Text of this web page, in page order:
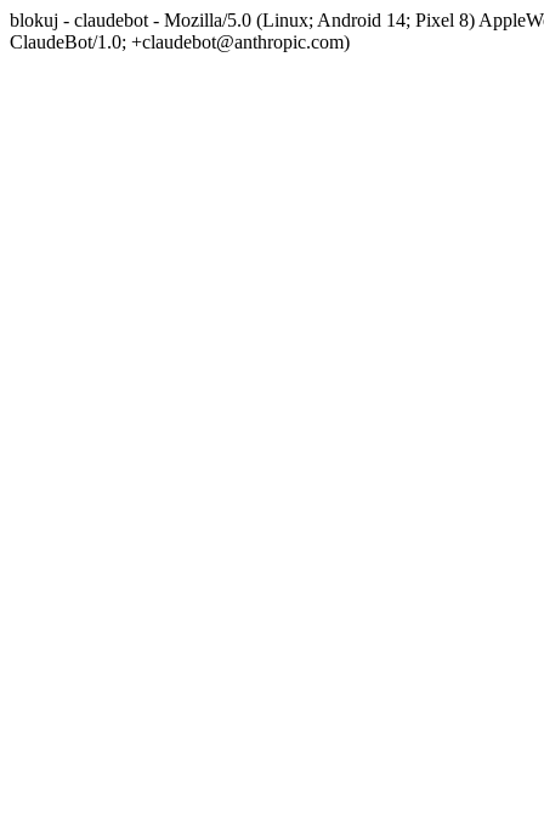
blokuj - claudebot - Mozilla/5.0 (Linux; Android 14; Pixel 8)
ClaudeBot/1.0; +claudebot@anthropic.com)